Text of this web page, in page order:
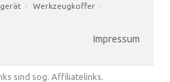
· Werkzeugkoffer ·
Impressum
sind sog. Affiliatelinks.